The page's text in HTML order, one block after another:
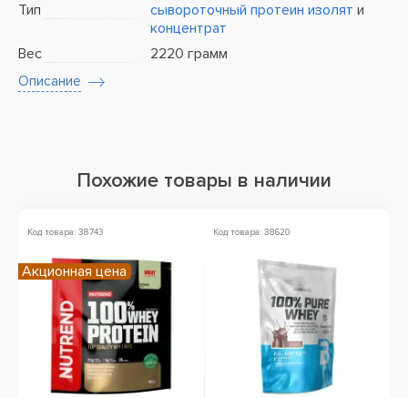
Тип
сывороточный протеин изолят и
концентрат
Вес
2220 грамм
Описание
Похожие товары в наличии
Код товара: 38743
Акционная цена
Код товара: 38620